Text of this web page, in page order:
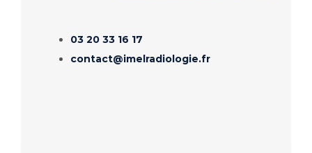
03 20 33 16 17
contact@imelradiologie.fr